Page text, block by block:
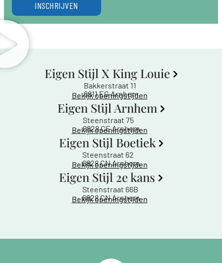
INSCHRIJVEN
Eigen Stijl X King Louie
Bakkerstraat 11
6811 EG Arnhem
Bekijk openingstijden
Eigen Stijl Arnhem
Steenstraat 75
6828 CE Arnhem
Bekijk openingstijden
Eigen Stijl Boetiek
Steenstraat 62
6828 CN Arnhem
Bekijk openingstijden
Eigen Stijl 2e kans
Steenstraat 66B
6828 CN Arnhem
Bekijk openingstijden